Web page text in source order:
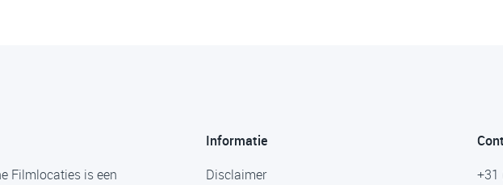
Filmlocaties is een
Informatie
Disclaimer
+31